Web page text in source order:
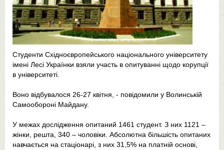
Студенти Східноєвропейського національного університету
імені Лесі Українки взяли участь в опитуванні щодо корупції
в університеті.
Воно відбувалося 26-27 квітня, - повідомили у Волинській
Самообороні Майдану.
У межах дослідження опитаний 1461 студент. З них 1121 –
жінки, решта, 340 – чоловіки. Абсолютна більшість опитаних
навчається на стаціонарі, з них 31,5% на платній основі,